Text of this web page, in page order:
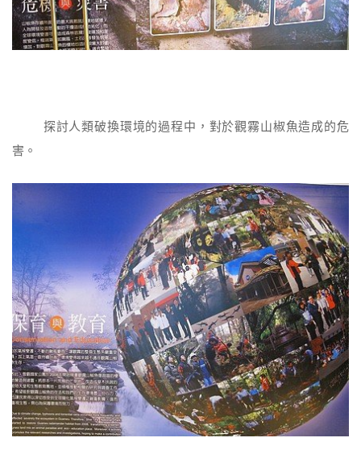
探討人類破換環境的過程中，對於觀霧山椒魚造成的危
害。